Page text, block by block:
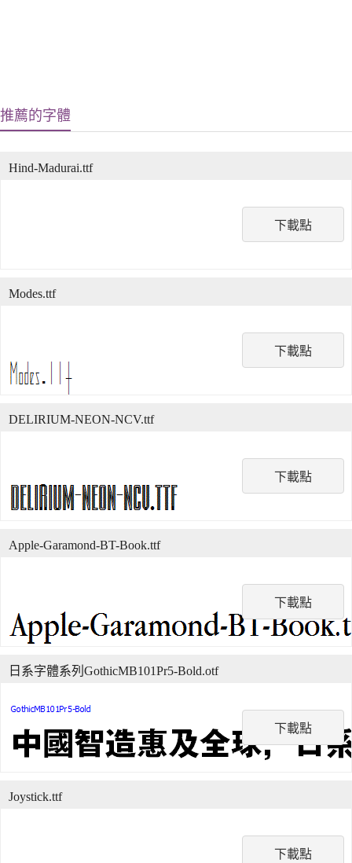
推薦的字體
下載點
Hind-Madurai.ttf
下載點
Modes.ttf
下載點
DELIRIUM-NEON-NCV.ttf
下載點
Apple-Garamond-BT-Book.ttf
下載點
日系字體系列GothicMB101Pr5-Bold.otf
下載點
Joystick.ttf